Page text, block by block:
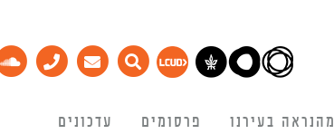
מהנראה בעירנו פרסומים עדכונים